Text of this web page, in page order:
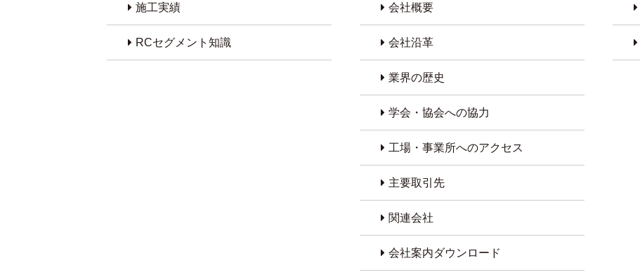
施工実績
RCセグメント知識
会社概要
会社沿革
業界の歴史
学会・協会への協力
工場・事業所へのアクセス
主要取引先
関連会社
会社案内ダウンロード